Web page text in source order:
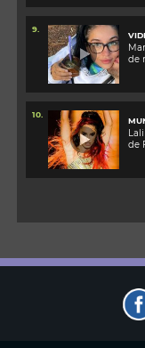
9.
de
10.
de